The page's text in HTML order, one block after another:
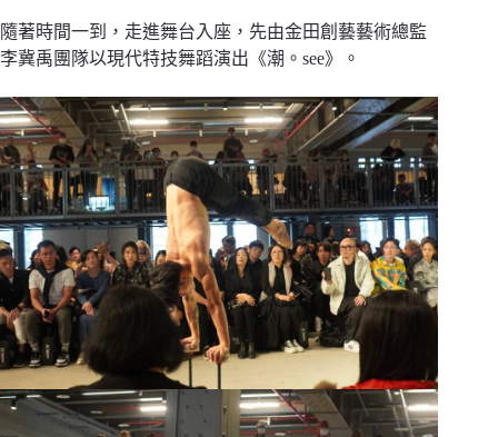
隨著時間一到，走進舞台入座，先由金田創藝藝術總監
李冀禹團隊以現代特技舞蹈演出《潮。see》。